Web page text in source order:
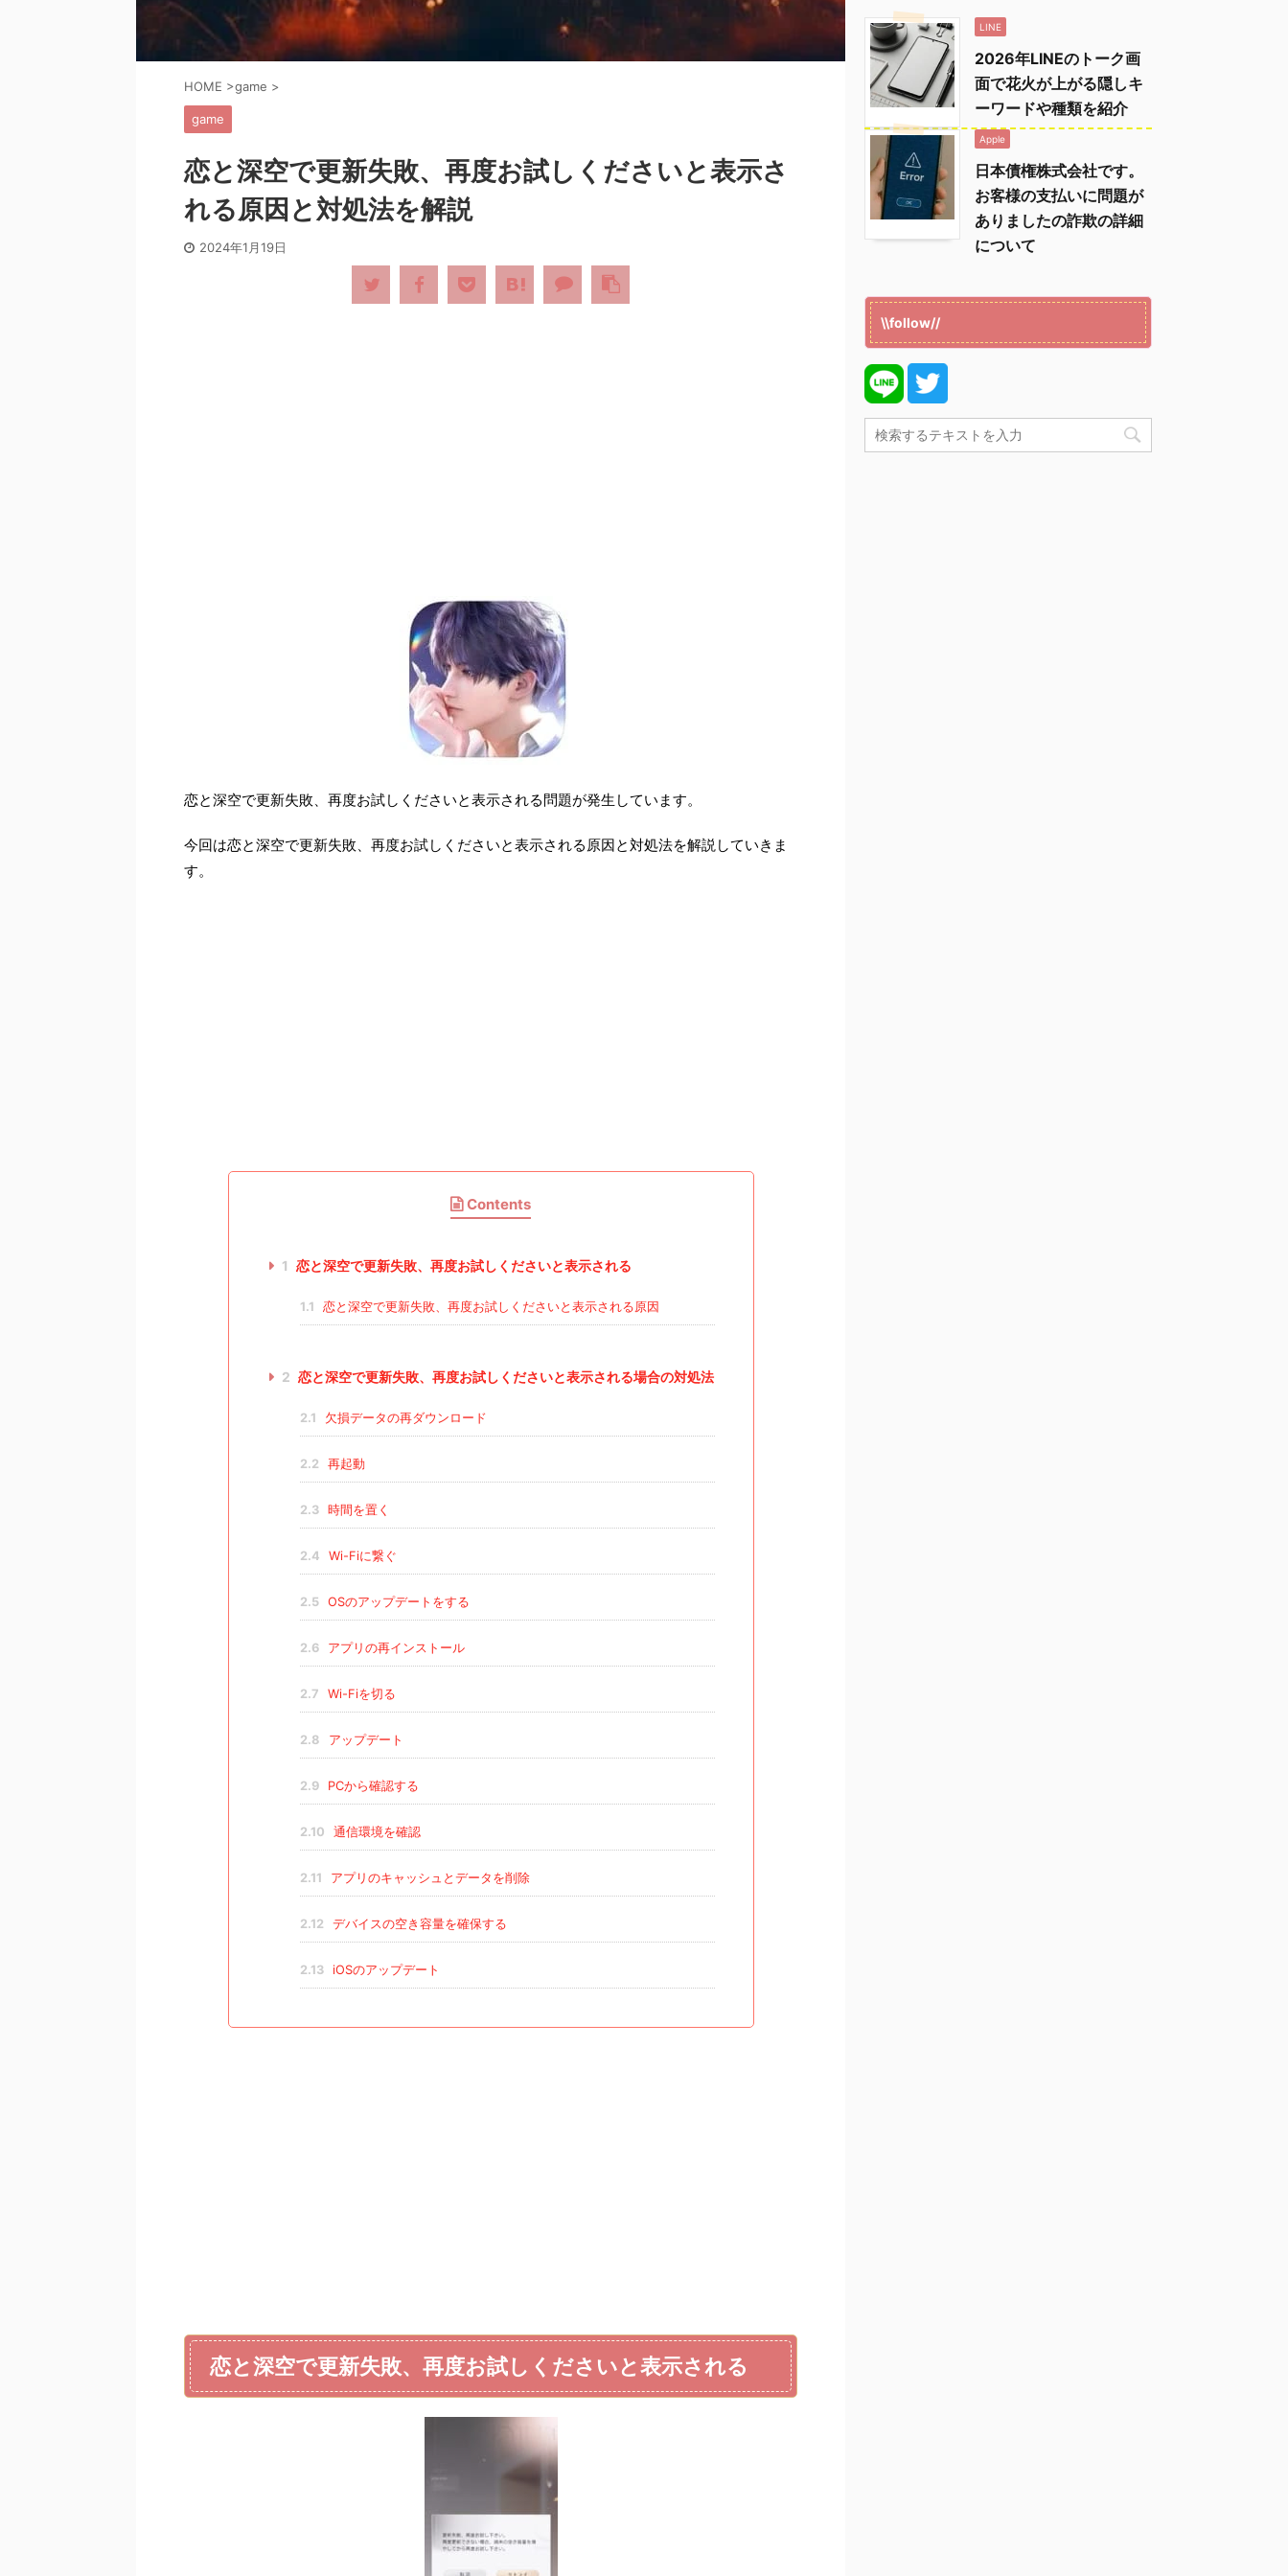
HOME >game >
game
恋と深空で更新失敗、再度お試しくださいと表示さ
れる原因と対処法を解説
2024年1月19日
恋と深空で更新失敗、再度お試しくださいと表示される問題が発生しています。
今回は恋と深空で更新失敗、再度お試しくださいと表示される原因と対処法を解説していきま
す。
Contents
1 恋と深空で更新失敗、再度お試しくださいと表示される
1.1 恋と深空で更新失敗、再度お試しくださいと表示される原因
2 恋と深空で更新失敗、再度お試しくださいと表示される場合の対処法
2.1 欠損データの再ダウンロード
2.2 再起動
2.3 時間を置く
2.4 Wi-Fiに繋ぐ
2.5 OSのアップデートをする
2.6 アプリの再インストール
2.7 Wi-Fiを切る
2.8 アップデート
2.9 PCから確認する
2.10 通信環境を確認
2.11 アプリのキャッシュとデータを削除
2.12 デバイスの空き容量を確保する
2.13 iOSのアップデート
恋と深空で更新失敗、再度お試しくださいと表示される
LINE
2026年LINEのトーク画
面で花火が上がる隠しキ
ーワードや種類を紹介
Apple
日本債権株式会社です。
お客様の支払いに問題が
ありましたの詐欺の詳細
について
\\follow//